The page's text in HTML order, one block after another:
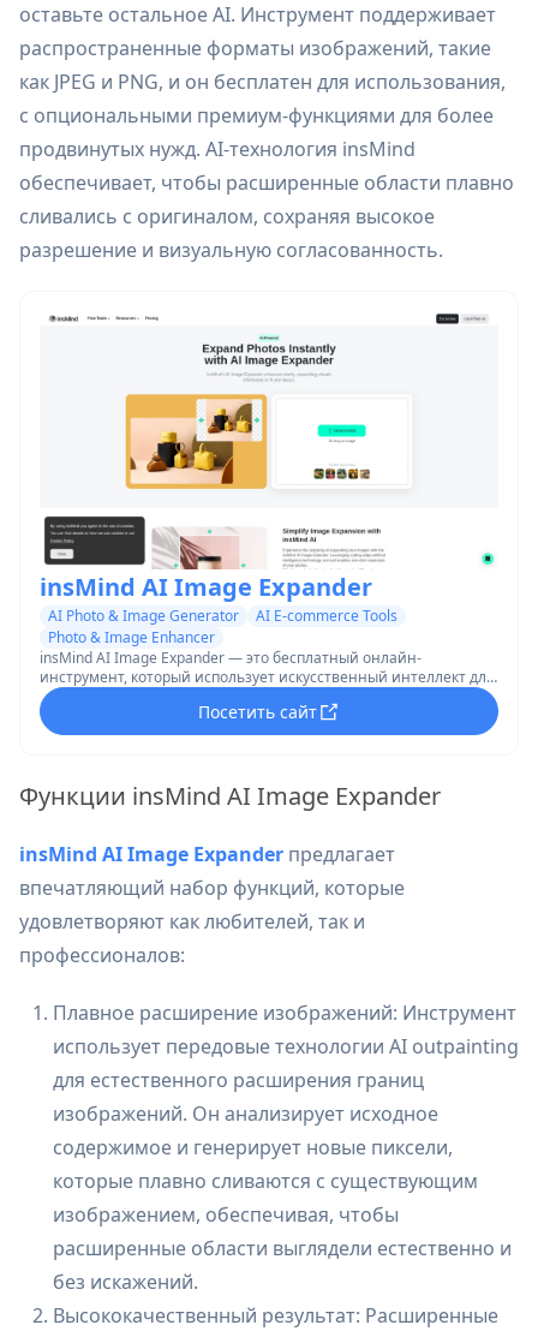
оставьте остальное AI. Инструмент поддерживает
распространенные форматы изображений, такие
как JPEG и PNG, и он бесплатен для использования,
с опциональными премиум-функциями для более
продвинутых нужд. AI-технология insMind
обеспечивает, чтобы расширенные области плавно
сливались с оригиналом, сохраняя высокое
разрешение и визуальную согласованность.
insMind AI Image Expander
AI Photo & Image Generator
AI E-commerce Tools
Photo & Image Enhancer
insMind AI Image Expander — это бесплатный онлайн-
инструмент, который использует искусственный интеллект для
бесшовного расширения и улучшения изображений без
растягивания или потери качества.
Посетить сайт
Функции insMind AI Image Expander
insMind AI Image Expander предлагает
впечатляющий набор функций, которые
удовлетворяют как любителей, так и
профессионалов:
Плавное расширение изображений: Инструмент
использует передовые технологии AI outpainting
для естественного расширения границ
изображений. Он анализирует исходное
содержимое и генерирует новые пиксели,
которые плавно сливаются с существующим
изображением, обеспечивая, чтобы
расширенные области выглядели естественно и
без искажений.
Высококачественный результат: Расширенные